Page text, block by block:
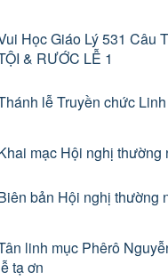
Học Giáo Lý 531 Câu
& RƯỚC LỄ 1
lễ Truyền chức
mạc Hội nghị thường
bản Hội nghị thường
linh mục Phêrô
tạ ơn